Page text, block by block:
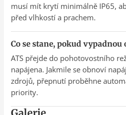
musí mít krytí minimálně IP65,
před vlhkostí a prachem.
Co se stane, pokud vypadnou
ATS přejde do pohotovostního
napájena. Jakmile se obnoví
zdrojů, přepnutí proběhne
priority.